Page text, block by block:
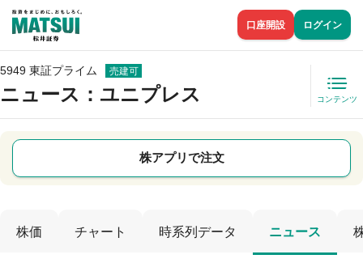
口座開設 ログイン
5949 東証プライム 売建可
ニュース ：ユニプレス コンテンツ
株アプリで注文
株価 チャート 時系列データ ニュース